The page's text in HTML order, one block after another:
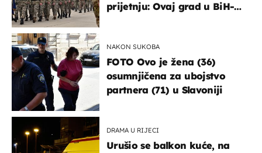
prijetnju: Ovaj grad u BiH-u
NAKON SUKOBA
FOTO Ovo je žena (36)
osumnjičena za ubojstvo
partnera (71) u Slavoniji
DRAMA U RIJECI
Urušio se balkon kuće, na